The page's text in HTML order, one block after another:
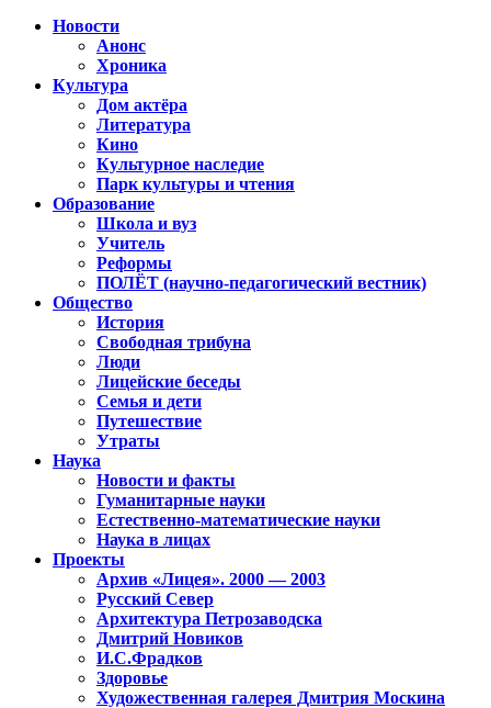
Новости
Анонс
Хроника
Культура
Дом актёра
Литература
Кино
Культурное наследие
Парк культуры и чтения
Образование
Школа и вуз
Учитель
Реформы
ПОЛЁТ (научно-педагогический вестник)
Общество
История
Свободная трибуна
Люди
Лицейские беседы
Семья и дети
Путешествие
Утраты
Наука
Новости и факты
Гуманитарные науки
Естественно-математические науки
Наука в лицах
Проекты
Архив «Лицея». 2000 — 2003
Русский Север
Архитектура Петрозаводска
Дмитрий Новиков
И.С.Фрадков
Здоровье
Художественная галерея Дмитрия Москина